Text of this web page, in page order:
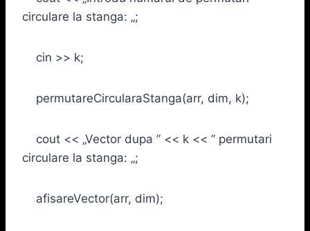
circulare la stanga: „;
cin >> k;
permutareCircularaStanga(arr, dim, k);
cout << „Vector dupa ” << k << ” permutari
circulare la stanga: „;
afisareVector(arr, dim);